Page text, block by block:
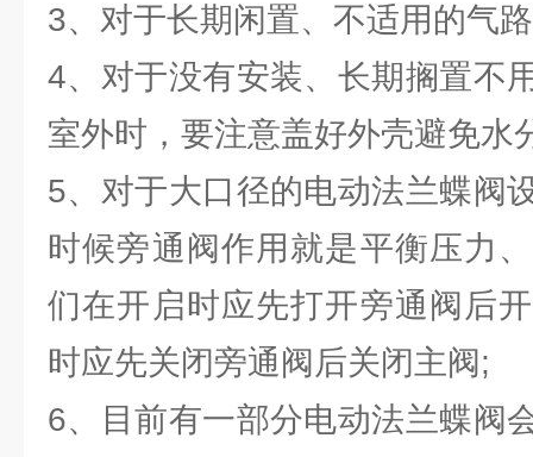
3、对于长期闲置、不适用的气
4、对于没有安装、长期搁置不
室外时，要注意盖好外壳避免水
5、对于大口径的电动法兰蝶阀
时候旁通阀作用就是平衡压力
们在开启时应先打开旁通阀后
时应先关闭旁通阀后关闭主阀;
6、目前有一部分电动法兰蝶阀